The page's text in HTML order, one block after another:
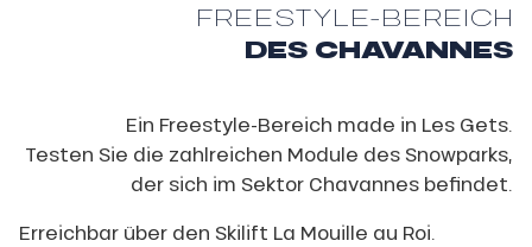
FREESTYLE-BEREICH
DES CHAVANNES
Ein Freestyle-Bereich made in Les Gets.
Testen Sie die zahlreichen Module des Snowparks,
der sich im Sektor Chavannes befindet.
Erreichbar über den Skilift La Mouille au Roi.